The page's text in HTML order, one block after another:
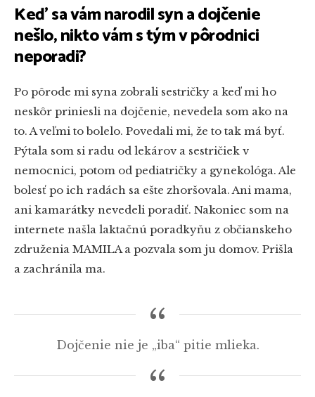
Keď sa vám narodil syn a dojčenie
nešlo, nikto vám s tým v pôrodnici
neporadi?
Po pôrode mi syna zobrali sestričky a keď mi ho
neskôr priniesli na dojčenie, nevedela som ako na
to. A veľmi to bolelo. Povedali mi, že to tak má byť.
Pýtala som si radu od lekárov a sestričiek v
nemocnici, potom od pediatričky a gynekológa. Ale
bolesť po ich radách sa ešte zhoršovala. Ani mama,
ani kamarátky nevedeli poradiť. Nakoniec som na
internete našla laktačnú poradkyňu z občianskeho
združenia MAMILAa pozvala som ju domov. Prišla
a zachránila ma.
Dojčenie nie je „iba“ pitie mlieka.